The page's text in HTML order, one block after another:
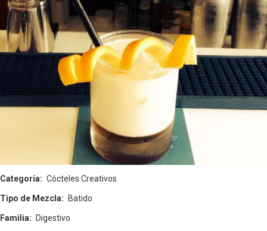
Categoría Cócteles Creativos
Tipo de Mezcla Batido
Familia Digestivo